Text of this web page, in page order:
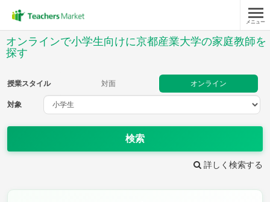
メニュー
オンラインで小学生向けに京都産業大学の家庭教師を
探す
授業スタイル 対面 オンライン
対象
検索
詳しく検索する
対象
音楽